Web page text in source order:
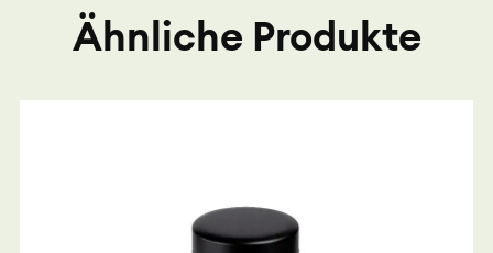
Ähnliche Produkte